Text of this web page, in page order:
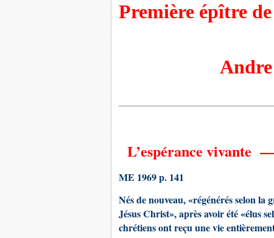
Première épître
Andre
L’espérance vivante
ME 1969 p. 141
Nés de nouveau, «régénérés selon
Jésus Christ», après avoir été «élus
chrétiens ont reçu une vie